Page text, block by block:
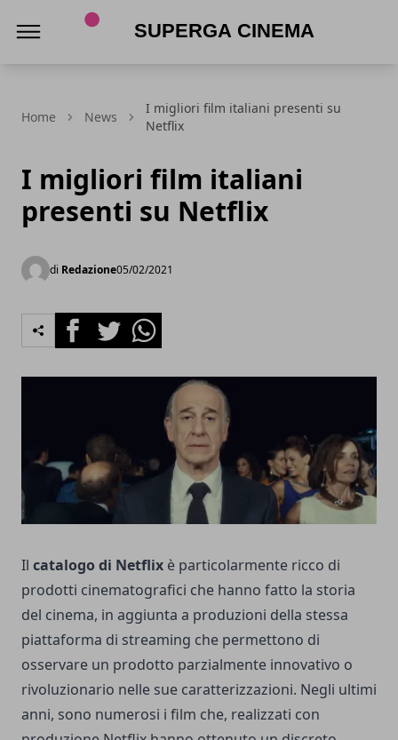
Home News
I migliori film italiani presenti su
Netflix
I migliori film italiani
presenti su Netflix
di Redazione05/02/2021
FacebookTwitterWhatsapp
Il catalogo di Netflix è particolarmente ricco di
prodotti cinematografici che hanno fatto la storia
del cinema, in aggiunta a produzioni della stessa
piattaforma di streaming che permettono di
osservare un prodotto parzialmente innovativo o
rivoluzionario nelle sue caratterizzazioni. Negli ultimi
anni, sono numerosi i film che, realizzati con